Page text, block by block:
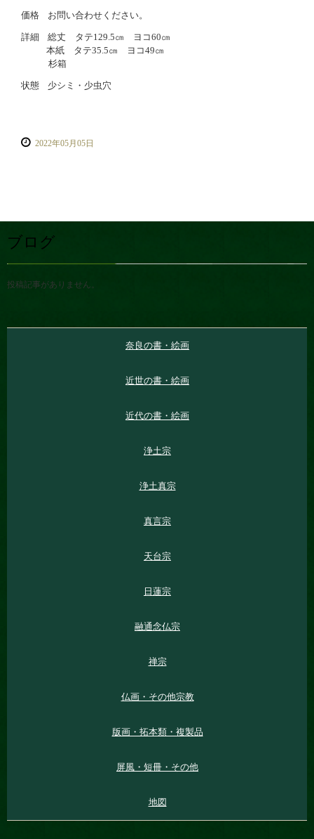
価格 お問い合わせください。
詳細
総丈 タテ129.5㎝ ヨコ60㎝
本紙 タテ35.5㎝ ヨコ49㎝
杉箱
状態 少シミ・少虫穴
2022年05月05日
ブログ
投稿記事がありません。
奈良の書・絵画
近世の書・絵画
近代の書・絵画
浄土宗
浄土真宗
真言宗
天台宗
日蓮宗
融通念仏宗
禅宗
仏画・その他宗教
版画・拓本類・複製品
屏風・短冊・その他
地図